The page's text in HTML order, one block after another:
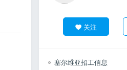
关注
塞尔维亚招工信息